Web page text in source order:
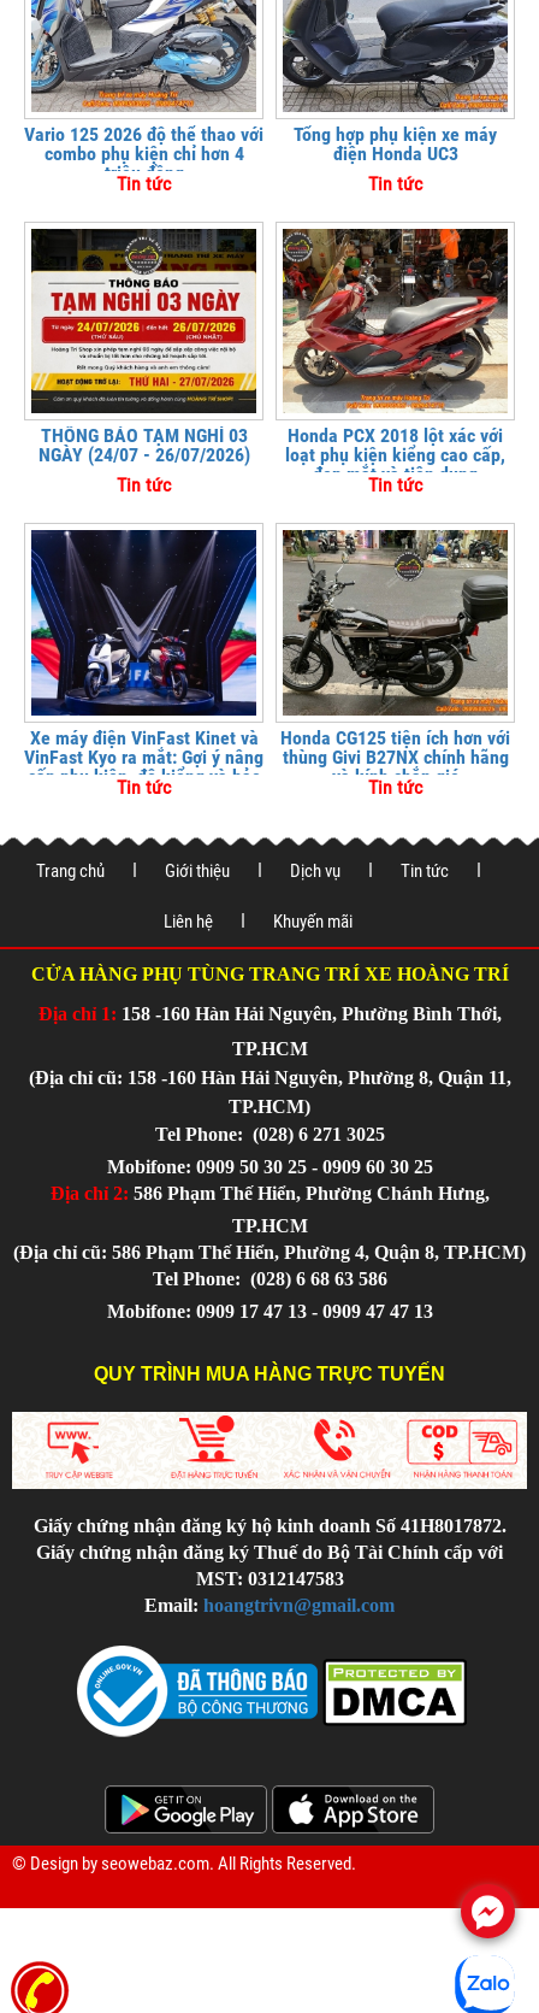
Vario 125 2026 độ thể thao với
combo phụ kiện chỉ hơn 4
triệu đồng
Tin tức
Tổng hợp phụ kiện xe máy
điện Honda UC3
Tin tức
THÔNG BÁO TẠM NGHỈ 03
NGÀY (24/07 - 26/07/2026)
Tin tức
Honda PCX 2018 lột xác với
loạt phụ kiện kiểng cao cấp,
đẹp mắt và tiện dụng
Tin tức
Xe máy điện VinFast Kinet và
VinFast Kyo ra mắt: Gợi ý nâng
cấp phụ kiện, độ kiểng và bảo
vệ xe tại
Tin tức
Honda CG125 tiện ích hơn với
thùng Givi B27NX chính hãng
và kính chắn gió
Tin tức
Trang chủ Giới thiệu Dịch vụ Tin tức
Liên hệ Khuyến mãi
CỬA HÀNG PHỤ TÙNG TRANG TRÍ XE HOÀNG TRÍ
Địa chỉ 1: 158 -160 Hàn Hải Nguyên, Phường Bình Thới,
TP.HCM
(Địa chỉ cũ: 158 -160 Hàn Hải Nguyên, Phường 8, Quận 11,
TP.HCM)
Tel Phone: (028) 6 271 3025
Mobifone: 0909 50 30 25 - 0909 60 30 25
Địa chỉ 2: 586 Phạm Thế Hiển, Phường Chánh Hưng,
TP.HCM
(Địa chỉ cũ: 586 Phạm Thế Hiển, Phường 4, Quận 8, TP.HCM)
Tel Phone: (028) 6 68 63 586
Mobifone: 0909 17 47 13 - 0909 47 47 13
QUY TRÌNH MUA HÀNG TRỰC TUYẾN
Giấy chứng nhận đăng ký hộ kinh doanh Số 41H8017872.
Giấy chứng nhận đăng ký Thuế do Bộ Tài Chính cấp với
MST: 0312147583
Email: hoangtrivn@gmail.com
© Design byseowebaz.com. All Rights Reserved.
.